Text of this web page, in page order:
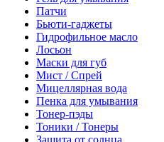
Патчи
Бьюти-гаджеты
Гидрофильное масло
Лосьон
Маски для губ
Мист / Спрей
Мицеллярная вода
Пенка для умывания
Тонер-пэды
Тоники / Тонеры
Защита от солнца